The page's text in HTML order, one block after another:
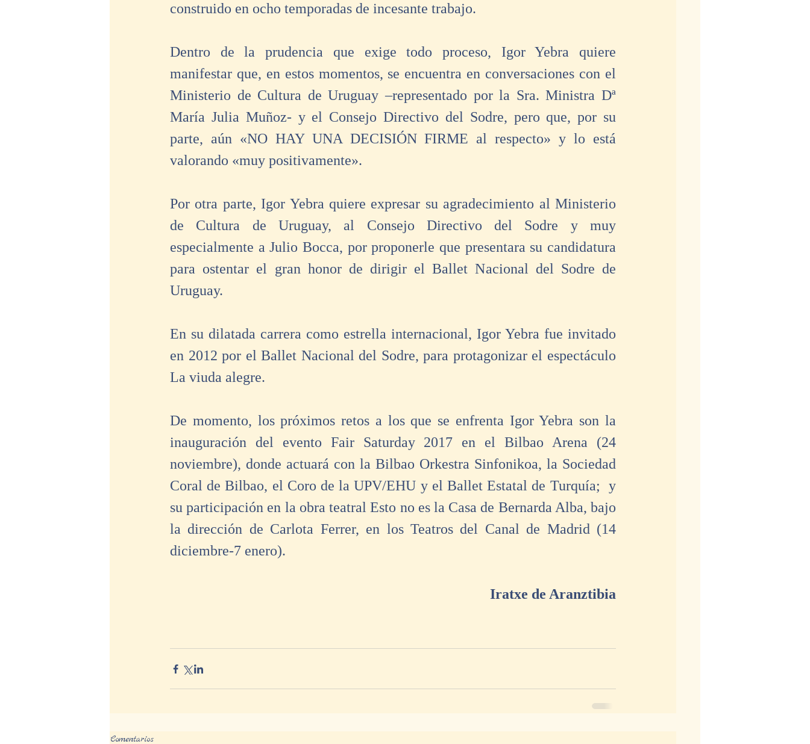
construido en ocho temporadas de incesante trabajo.
Dentro de la prudencia que exige todo proceso, Igor Yebra quiere
manifestar que, en estos momentos, se encuentra en conversaciones con el
Ministerio de Cultura de Uruguay –representado por la Sra. Ministra Dª
María Julia Muñoz- y el Consejo Directivo del Sodre, pero que, por su
parte, aún «NO HAY UNA DECISIÓN FIRME al respecto» y lo está
valorando «muy positivamente».
Por otra parte, Igor Yebra quiere expresar su agradecimiento al Ministerio
de Cultura de Uruguay, al Consejo Directivo del Sodre y muy
especialmente a Julio Bocca, por proponerle que presentara su candidatura
para ostentar el gran honor de dirigir el Ballet Nacional del Sodre de
Uruguay.
En su dilatada carrera como estrella internacional, Igor Yebra fue invitado
en 2012 por el Ballet Nacional del Sodre, para protagonizar el espectáculo
La viuda alegre.
De momento, los próximos retos a los que se enfrenta Igor Yebra son la
inauguración del evento Fair Saturday 2017 en el Bilbao Arena (24
noviembre), donde actuará con la Bilbao Orkestra Sinfonikoa, la Sociedad
Coral de Bilbao, el Coro de la UPV/EHU y el Ballet Estatal de Turquía;  y
su participación en la obra teatral Esto no es la Casa de Bernarda Alba, bajo
la dirección de Carlota Ferrer, en los Teatros del Canal de Madrid (14
diciembre-7 enero).
Iratxe de Aranztibia
Comentarios